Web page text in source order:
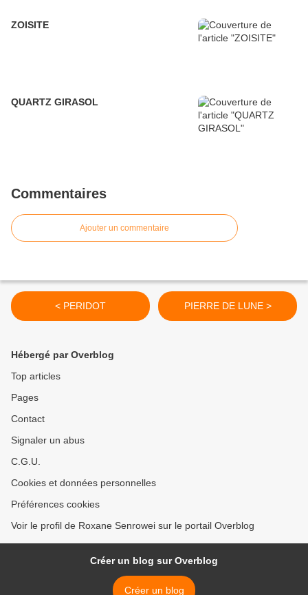
ZOISITE
QUARTZ GIRASOL
Commentaires
Ajouter un commentaire
< PERIDOT PIERRE DE LUNE >
Hébergé par Overblog
Top articles
Pages
Contact
Signaler un abus
C.G.U.
Cookies et données personnelles
Préférences cookies
Voir le profil de Roxane Senrowei sur le portail Overblog
Créer un blog sur Overblog
Créer un blog